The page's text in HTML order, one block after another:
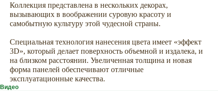
Коллекция представлена в нескольких декорах,
вызывающих в воображении суровую красоту и
самобытную культуру этой чудесной страны.
Специальная технология нанесения цвета имеет «эффект
3D», который делает поверхность объемной и издалека, и
на близком расстоянии. Увеличенная толщина и новая
форма панелей обеспечивают отличные
эксплуатационные качества.
Видео